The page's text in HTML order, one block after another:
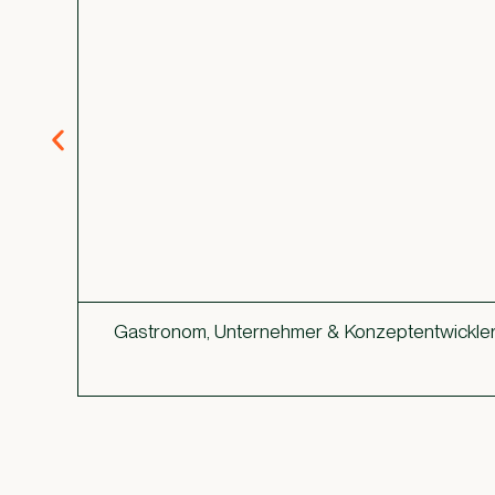
Gastronom, Unternehmer &